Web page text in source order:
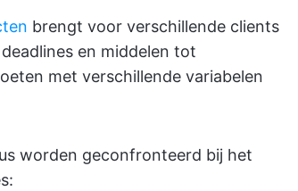
brengt voor verschillende clients
en middelen tot
met verschillende variabelen
worden geconfronteerd bij het